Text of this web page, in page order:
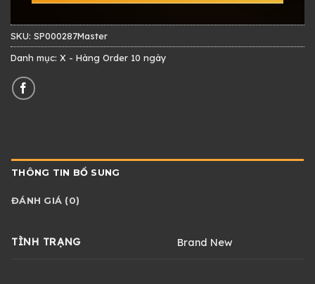
SKU: SP000287Master
Danh mục: X - Hàng Order 10 ngày
THÔNG TIN BỔ SUNG
ĐÁNH GIÁ (0)
TÌNH TRẠNG Brand New